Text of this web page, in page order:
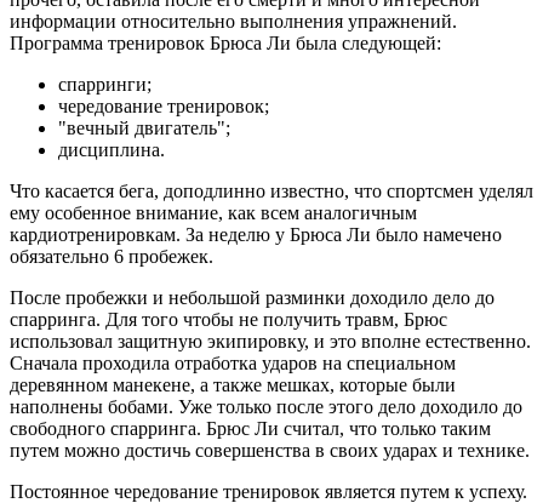
информации относительно выполнения упражнений.
Программа тренировок Брюса Ли была следующей:
спарринги;
чередование тренировок;
"вечный двигатель";
дисциплина.
Что касается бега, доподлинно известно, что спортсмен уделял
ему особенное внимание, как всем аналогичным
кардиотренировкам. За неделю у Брюса Ли было намечено
обязательно 6 пробежек.
После пробежки и небольшой разминки доходило дело до
спарринга. Для того чтобы не получить травм, Брюс
использовал защитную экипировку, и это вполне естественно.
Сначала проходила отработка ударов на специальном
деревянном манекене, а также мешках, которые были
наполнены бобами. Уже только после этого дело доходило до
свободного спарринга. Брюс Ли считал, что только таким
путем можно достичь совершенства в своих ударах и технике.
Постоянное чередование тренировок является путем к успеху.